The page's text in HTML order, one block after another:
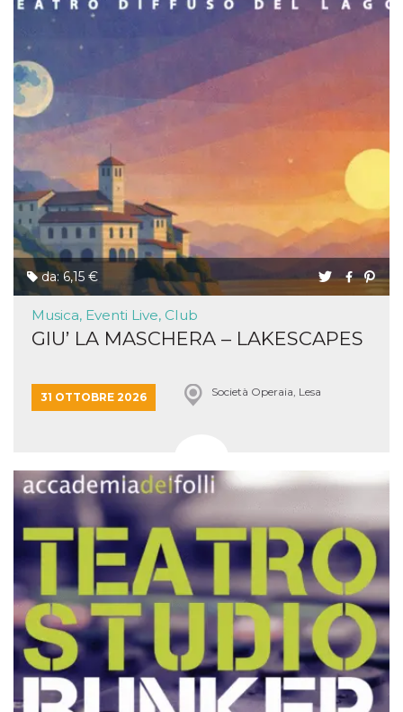
da: 6,15 €
Musica, Eventi Live, Club
GIU’ LA MASCHERA – LAKESCAPES
31 OTTOBRE 2026 Società Operaia, Lesa